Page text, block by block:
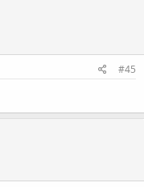
#45